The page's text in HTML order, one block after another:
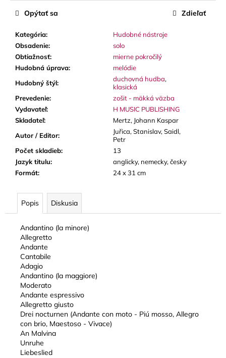
Kategória:
Hudobné nástroje
Obsadenie:
solo
Obtiažnosť:
mierne pokročilý
Hudobná úprava:
melódie
Hudobný štýl: duchovná hudba,
klasická
Prevedenie:
zošit - mäkká väzba
Vydavateľ:
H MUSIC PUBLISHING
Skladateľ:
Mertz, Johann Kaspar
Autor / Editor:
Juřica, Stanislav, Saidl,
Petr
Počet skladieb:
13
Jazyk titulu:
anglicky, nemecky, česky
Formát: 24 x 31 cm
Opýtať sa Zdieľať
Popis Diskusia
Andantino (la minore)
Allegretto
Andante
Cantabile
Adagio
Andantino (la maggiore)
Moderato
Andante espressivo
Allegretto giusto
Drei nocturnen (Andante con moto - Piú mosso, Allegro
con brio, Maestoso - Vivace)
An Malvina
Unruhe
Liebeslied
VANDOREN
V21
PLÁTKY
NA
ALT
SAXOFÓN
3,80